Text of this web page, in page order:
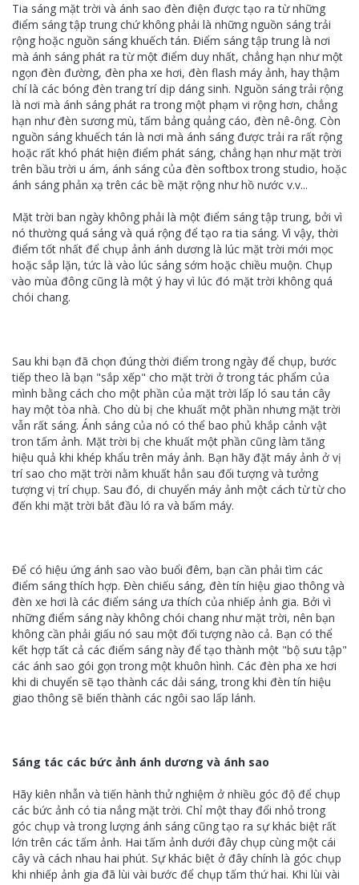
Tia sáng mặt trời và ánh sao đèn điện được tạo ra từ những
điểm sáng tập trung chứ không phải là những nguồn sáng trải
rộng hoặc nguồn sáng khuếch tán. Điểm sáng tập trung là nơi
mà ánh sáng phát ra từ một điểm duy nhất, chẳng hạn như một
ngọn đèn đường, đèn pha xe hơi, đèn flash máy ảnh, hay thậm
chí là các bóng đèn trang trí dịp dáng sinh. Nguồn sáng trải rộng
là nơi mà ánh sáng phát ra trong một phạm vi rộng hơn, chẳng
hạn như đèn sương mù, tấm bảng quảng cáo, đèn nê-ông. Còn
nguồn sáng khuếch tán là nơi mà ánh sáng được trải ra rất rộng
hoặc rất khó phát hiện điểm phát sáng, chẳng hạn như mặt trời
trên bầu trời u ám, ánh sáng của đèn softbox trong studio, hoặc
ánh sáng phản xạ trên các bề mặt rộng như hồ nước v.v...
Mặt trời ban ngày không phải là một điểm sáng tập trung, bởi vì
nó thường quá sáng và quá rộng để tạo ra tia sáng. Vì vậy, thời
điểm tốt nhất để chụp ảnh ánh dương là lúc mặt trời mới mọc
hoặc sắp lặn, tức là vào lúc sáng sớm hoặc chiều muộn. Chụp
vào mùa đông cũng là một ý hay vì lúc đó mặt trời không quá
chói chang.
Sau khi bạn đã chọn đúng thời điểm trong ngày để chụp, bước
tiếp theo là bạn "sắp xếp" cho mặt trời ở trong tác phẩm của
mình bằng cách cho một phần của mặt trời lấp ló sau tán cây
hay một tòa nhà. Cho dù bị che khuất một phần nhưng mặt trời
vẫn rất sáng. Ánh sáng của nó có thể bao phủ khắp cảnh vật
tron tấm ảnh. Mặt trời bị che khuất một phần cũng làm tăng
hiệu quả khi khép khẩu trên máy ảnh. Bạn hãy đặt máy ảnh ở vị
trí sao cho mặt trời nằm khuất hẳn sau đối tượng và tưởng
tượng vị trí chụp. Sau đó, di chuyển máy ảnh một cách từ từ cho
đến khi mặt trời bắt đầu ló ra và bấm máy.
Để có hiệu ứng ánh sao vào buổi đêm, bạn cần phải tìm các
điểm sáng thích hợp. Đèn chiếu sáng, đèn tín hiệu giao thông và
đèn xe hơi là các điểm sáng ưa thích của nhiếp ảnh gia. Bởi vì
những điểm sáng này không chói chang như mặt trời, nên bạn
không cần phải giấu nó sau một đối tượng nào cả. Bạn có thể
kết hợp tất cả các điểm sáng này để tạo thành một "bộ sưu tập"
các ánh sao gói gọn trong một khuôn hình. Các đèn pha xe hơi
khi di chuyển sẽ tạo thành các dải sáng, trong khi đèn tín hiệu
giao thông sẽ biến thành các ngôi sao lấp lánh.
Sáng tác các bức ảnh ánh dương và ánh sao
Hãy kiên nhẫn và tiến hành thử nghiệm ở nhiều góc độ để chụp
các bức ảnh có tia nắng mặt trời. Chỉ một thay đổi nhỏ trong
góc chụp và trong lượng ánh sáng cũng tạo ra sự khác biệt rất
lớn trên các tấm ảnh. Hai tấm ảnh dưới đây chụp cùng một cái
cây và cách nhau hai phút. Sự khác biệt ở đây chính là góc chụp
khi nhiếp ảnh gia đã lùi vài bước để chụp tấm thứ hai. Khi lùi vài